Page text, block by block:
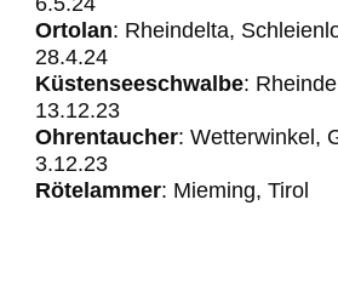
Ortolan: Rheindelta,
28.4.24
Küstenseeschwalbe:
13.12.23
Ohrentaucher: Wetterwinkel,
3.12.23
Rötelammer: Mieming, Tirol